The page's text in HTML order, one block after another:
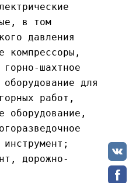
в том
давления
компрессоры,
шахтное
для
работ,
оборудование,
дорожно-